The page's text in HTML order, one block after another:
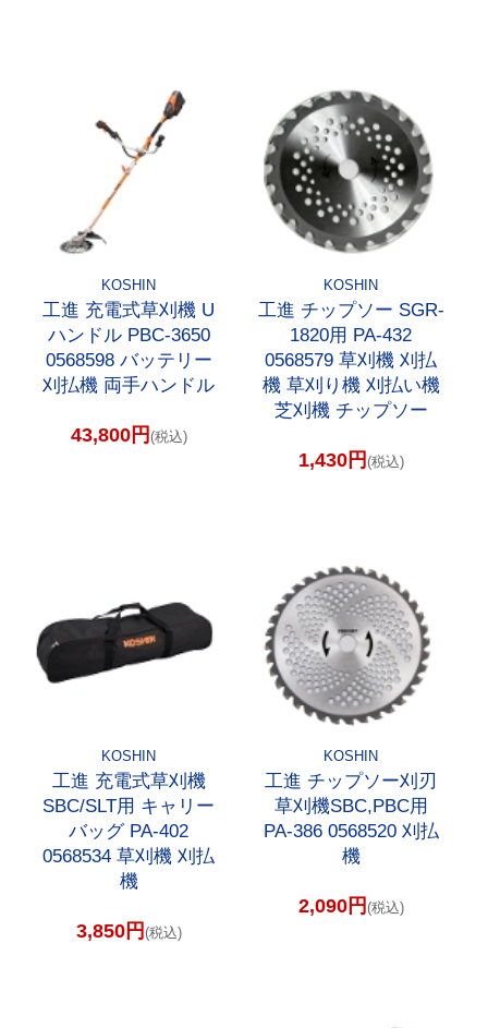
KOSHIN
工進 充電式草刈機 U
ハンドル PBC-3650
0568598 バッテリー
刈払機 両手ハンドル
43,800円 (税込)
KOSHIN
工進 チップソー SGR-
1820用 PA-432
0568579 草刈機 刈払
機 草刈り機 刈払い機
芝刈機 チップソー
1,430円 (税込)
KOSHIN
工進 充電式草刈機
SBC/SLT用 キャリー
バッグ PA-402
0568534 草刈機 刈払
機
3,850円 (税込)
KOSHIN
工進 チップソー刈刃
草刈機SBC,PBC用
PA-386 0568520 刈払
機
2,090円 (税込)